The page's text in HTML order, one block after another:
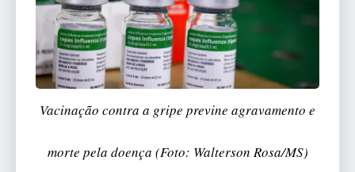
Vacinação contra a gripe previne agravamento e
morte pela doença (Foto: Walterson Rosa/MS)